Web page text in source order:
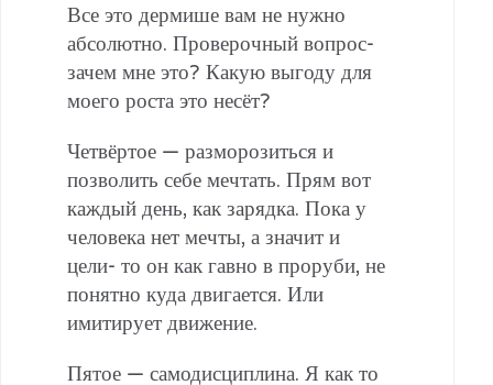
Все это дермише вам не нужно
абсолютно. Проверочный вопрос-
зачем мне это? Какую выгоду для
моего роста это несёт?
Четвёртое — разморозиться и
позволить себе мечтать. Прям вот
каждый день, как зарядка. Пока у
человека нет мечты, а значит и
цели- то он как гавно в проруби, не
понятно куда двигается. Или
имитирует движение.
Пятое — самодисциплина. Я как то